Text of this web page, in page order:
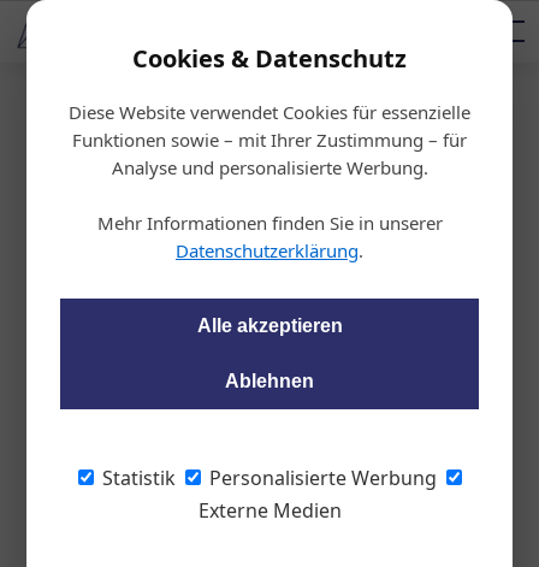
Cookies & Datenschutz
Diese Website verwendet Cookies für essenzielle
Funktionen sowie – mit Ihrer Zustimmung – für
Analyse und personalisierte Werbung.
Mehr Informationen finden Sie in unserer
Datenschutzerklärung.
Alle akzeptieren
Ablehnen
Statistik
Personalisierte Werbung
Externe Medien
AUTOMOTIVE AKADEMIE
Podcast
Startseite/Fahrzeughandel
Konsumkredite
„Die Transformation muss gelin
gen“
Michael Schwaiger, Chief Commercial Officer der Santander
über das angespannte Neuwagengeschäft, neue
Herausforderungen bei Händlerrahmenverträgen und den